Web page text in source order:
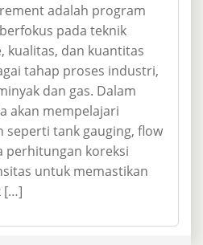
adalah program
pada teknik
kualitas, dan kuantitas
tahap proses industri,
dan gas. Dalam
akan mempelajari
seperti tank gauging, flow
perhitungan koreksi
untuk memastikan
[…]